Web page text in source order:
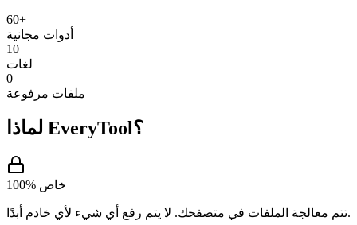
60+
أدوات مجانية
10
لغات
0
ملفات مرفوعة
لماذا EveryTool؟
100% خاص
تتم معالجة الملفات في متصفحك. لا يتم رفع أي شيء لأي خادم أبدًا.